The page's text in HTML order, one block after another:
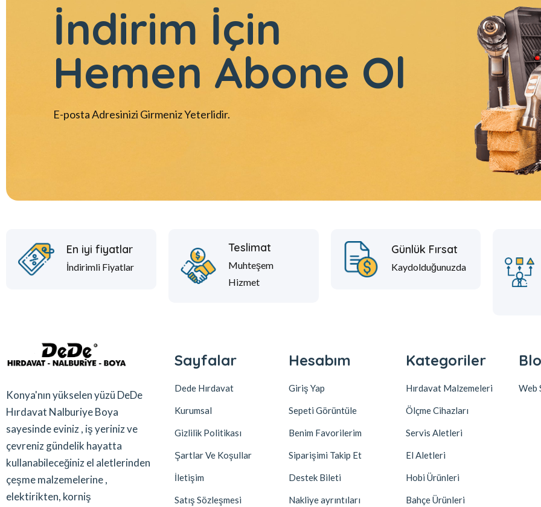
İndirim İçin
Hemen Abone Ol
E-posta Adresinizi Girmeniz Yeterlidir.
En iyi fiyatlar
İndirimli Fiyatlar
Teslimat
Muhteşem
Hizmet
Günlük Fırsat
Kaydolduğunuzda
Konya'nın yükselen yüzü DeDe
Hırdavat Nalburiye Boya
sayesinde eviniz , iş yeriniz ve
çevreniz gündelik hayatta
kullanabileceğiniz el aletlerinden
çeşme malzemelerine ,
elektirikten, korniş
Sayfalar
Dede Hırdavat
Kurumsal
Gizlilik Politikası
Şartlar Ve Koşullar
İletişim
Satış Sözleşmesi
Hesabım
Giriş Yap
Sepeti Görüntüle
Benim Favorilerim
Siparişimi Takip Et
Destek Bileti
Nakliye ayrıntıları
Kategoriler
Hırdavat Malzemeleri
Ölçme Cihazları
Servis Aletleri
El Aletleri
Hobi Ürünleri
Bahçe Ürünleri
Web